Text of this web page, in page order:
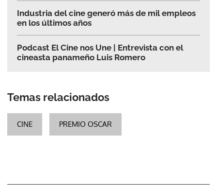
Industria del cine generó más de mil empleos
en los últimos años
Podcast El Cine nos Une | Entrevista con el
cineasta panameño Luis Romero
Temas relacionados
CINE PREMIO OSCAR